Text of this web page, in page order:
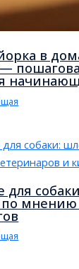
в
для
мнению